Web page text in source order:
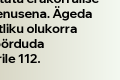
Ägeda
olukorra
112.